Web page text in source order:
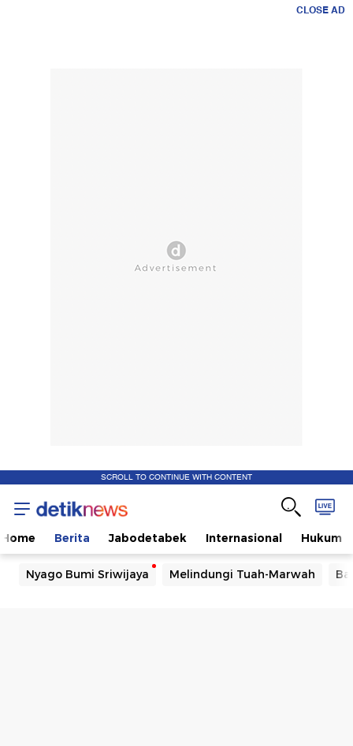
CLOSE AD
SCROLL TO CONTINUE WITH CONTENT
Home Berita Jabodetabek Internasional Hukum
Nyago Bumi Sriwijaya Melindungi Tuah-Marwah